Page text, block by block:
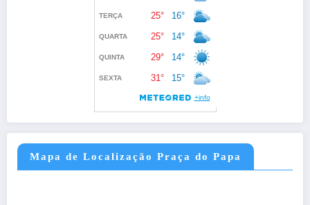
Mapa de Localização Praça do Papa